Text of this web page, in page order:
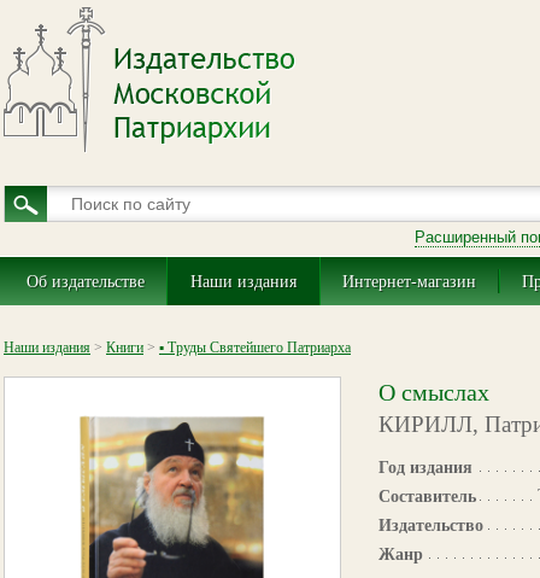
Расширенный
Об издательстве Наши издания Интернет-магазин
Наши издания > Книги > ▪ Труды Святейшего Патриарха
О смыслах
КИРИЛЛ,
Год издания
Составитель
Издательство
Жанр